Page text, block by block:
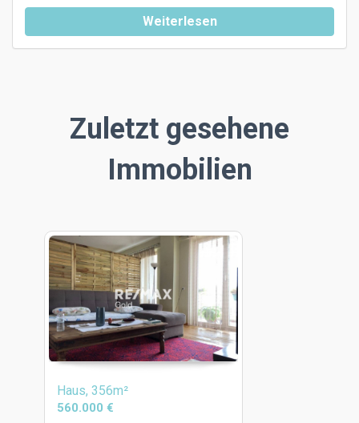
Weiterlesen
Zuletzt gesehene
Immobilien
Haus, 356m²
560.000 €